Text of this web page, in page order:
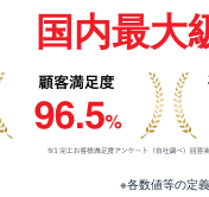
国内最大
※各数値等の定